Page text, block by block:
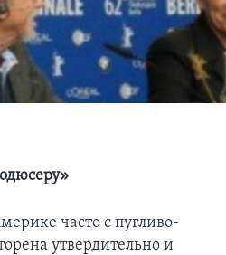
часто с пугливо-
утвердительно и